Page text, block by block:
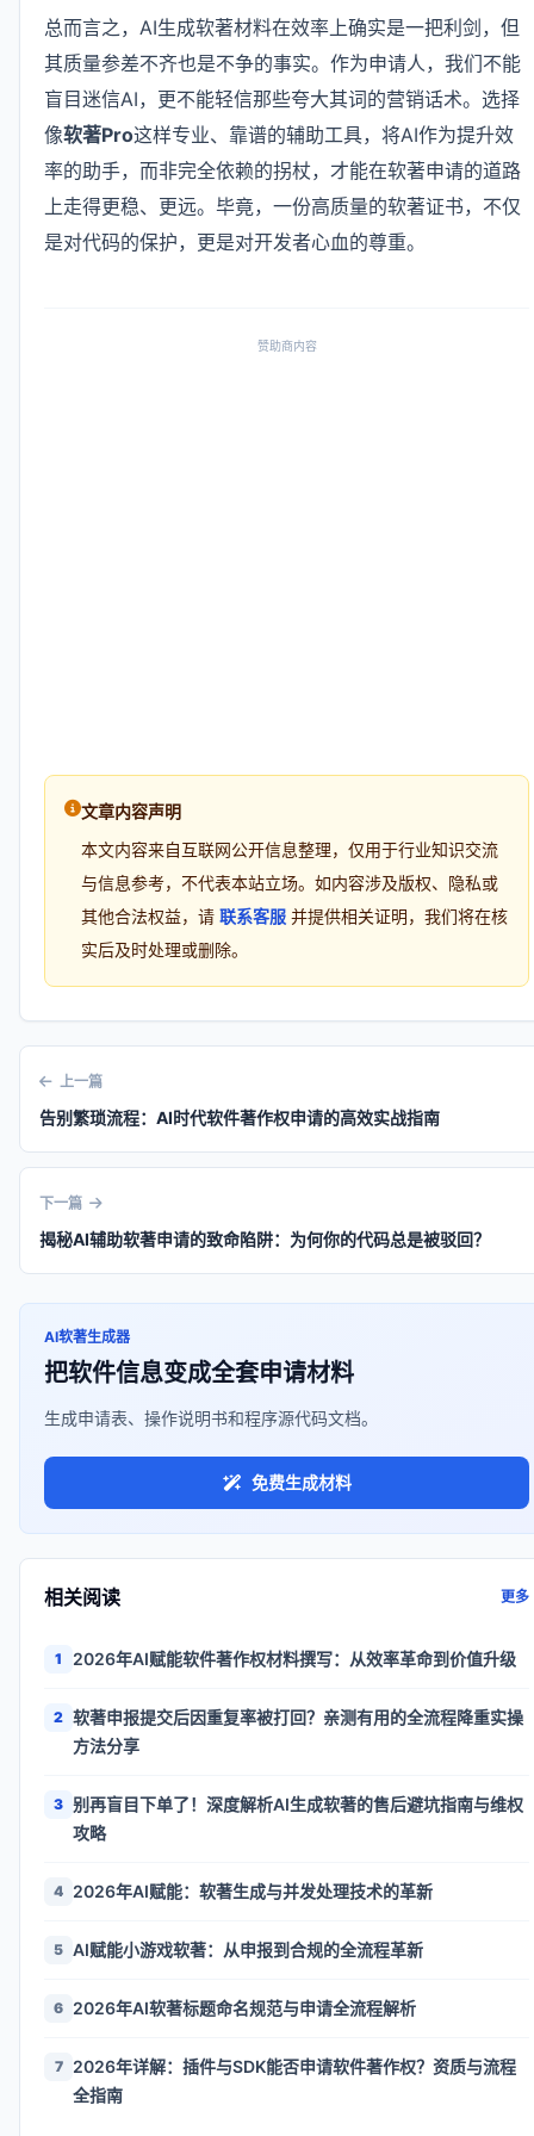
总而言之，AI生成软著材料在效率上确实是一把利剑，但
其质量参差不齐也是不争的事实。作为申请人，我们不能
盲目迷信AI，更不能轻信那些夸大其词的营销话术。选择
像软著Pro这样专业、靠谱的辅助工具，将AI作为提升效
率的助手，而非完全依赖的拐杖，才能在软著申请的道路
上走得更稳、更远。毕竟，一份高质量的软著证书，不仅
是对代码的保护，更是对开发者心血的尊重。
赞助商内容
文章内容声明
本文内容来自互联网公开信息整理，仅用于行业知识交流
与信息参考，不代表本站立场。如内容涉及版权、隐私或
其他合法权益，请 联系客服 并提供相关证明，我们将在核
实后及时处理或删除。
上一篇
告别繁琐流程：AI时代软件著作权申请的高效实战指南
下一篇
揭秘AI辅助软著申请的致命陷阱：为何你的代码总是被驳回？
AI软著生成器
把软件信息变成全套申请材料
生成申请表、操作说明书和程序源代码文档。
免费生成材料
相关阅读 更多
1 2026年AI赋能软件著作权材料撰写：从效率革命到价值升级
2 软著申报提交后因重复率被打回？亲测有用的全流程降重实操
方法分享
3 别再盲目下单了！深度解析AI生成软著的售后避坑指南与维权
攻略
4 2026年AI赋能：软著生成与并发处理技术的革新
5 AI赋能小游戏软著：从申报到合规的全流程革新
6 2026年AI软著标题命名规范与申请全流程解析
7
2026年详解：插件与SDK能否申请软件著作权？资质与流程
全指南